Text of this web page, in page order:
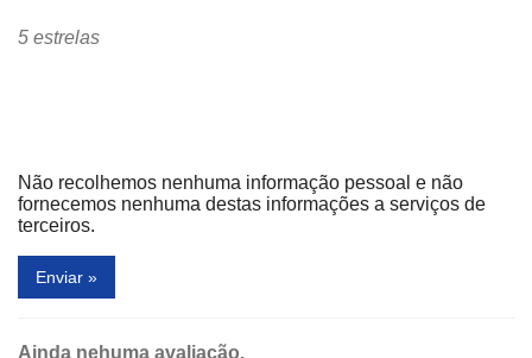
5 estrelas
Não recolhemos nenhuma informação pessoal e não
fornecemos nenhuma destas informações a serviços de
terceiros.
Enviar »
Ainda nehuma avaliação.